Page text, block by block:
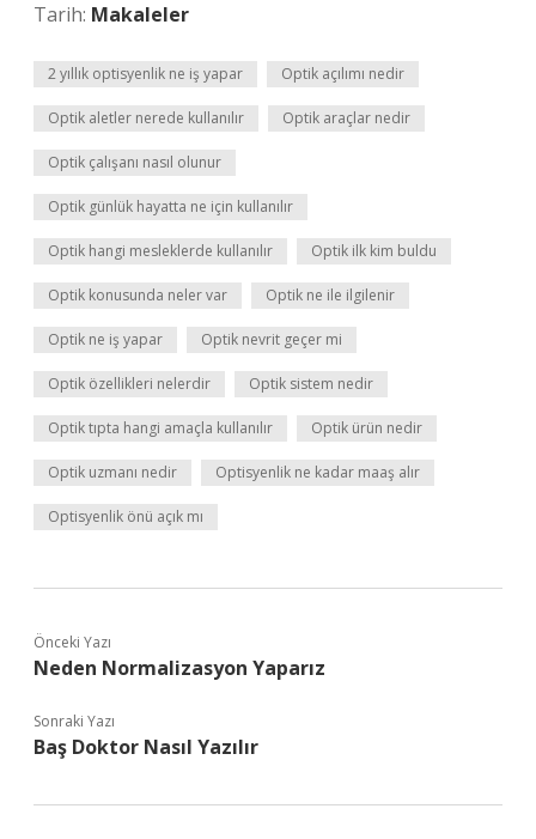
Tarih: Makaleler
2 yıllık optisyenlik ne iş yapar Optik açılımı nedir
Optik aletler nerede kullanılır Optik araçlar nedir
Optik çalışanı nasıl olunur
Optik günlük hayatta ne için kullanılır
Optik hangi mesleklerde kullanılır Optik ilk kim buldu
Optik konusunda neler var Optik ne ile ilgilenir
Optik ne iş yapar Optik nevrit geçer mi
Optik özellikleri nelerdir Optik sistem nedir
Optik tıpta hangi amaçla kullanılır Optik ürün nedir
Optik uzmanı nedir Optisyenlik ne kadar maaş alır
Optisyenlik önü açık mı
Önceki Yazı
Neden Normalizasyon Yaparız
Sonraki Yazı
Baş Doktor Nasıl Yazılır